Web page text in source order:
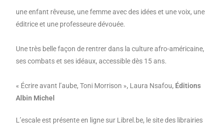
une enfant rêveuse, une femme avec des idées et une voix, une
éditrice et une professeure dévouée.
Une très belle façon de rentrer dans la culture afro-américaine,
ses combats et ses idéaux, accessible dès 15 ans.
« Écrire avant l’aube, Toni Morrison », Laura Nsafou, Éditions
Albin Michel
L’escale est présente en ligne sur Librel.be, le site des librairies